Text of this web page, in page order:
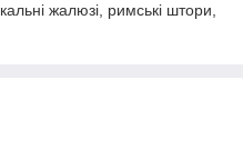
жалюзі, римські штори,